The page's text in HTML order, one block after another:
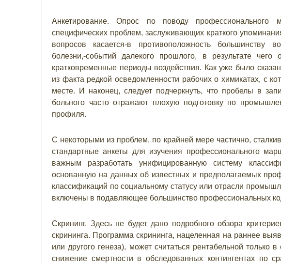
Анкетирование. Опрос по поводу
специфических проблем, заслуживающих краткого
вопросов касается-в противоположность большинству
болезни,-событий далекого прошлого, в результате
кратковременные периоды воздействия. Как уже было
из факта редкой осведомленности рабочих о химикатах, с
месте. И наконец, следует подчеркнуть, что пробелы в
больного часто отражают плохую подготовку по
профиля.
С некоторыми из проблем, по крайней мере частично,
стандартные анкеты для изучения профессионального
важным разработать унифицированную систему
основанную на данных об известных и предполагаемых
классификаций по социальному статусу или отрасли
включены в подавляющее большинство профессиональных
Скрининг. Здесь не будет дано подробного обзора
скрининга. Программа скрининга, нацеленная на раннее
или другого генеза), может считаться рентабельной только
снижение смертности в обследованных контингентах по